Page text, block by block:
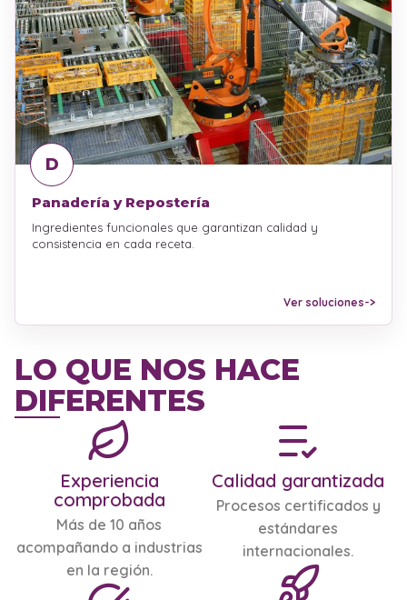
D
Panadería y Repostería
Ingredientes funcionales que garantizan calidad y
consistencia en cada receta.
Ver soluciones->
LO QUE NOS HACE
DIFERENTES
Experiencia
comprobada
Más de 10 años
acompañando a industrias
en la región.
Calidad garantizada
Procesos certificados y
estándares
internacionales.